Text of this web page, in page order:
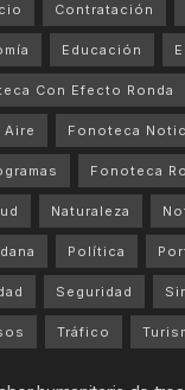
Contratación
Educación
Con Efecto Ronda
Fonoteca
Fonoteca
Naturaleza
Política
Seguridad
Tráfico